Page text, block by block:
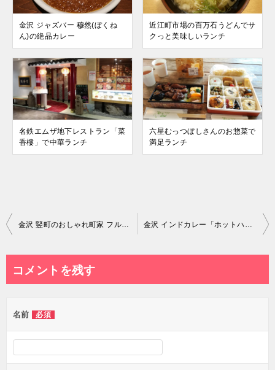
金沢 ジャズバー 穆然(ぼくね
ん)の絶品カレー
近江町市場の百万石うどんでサ
クっと美味しいランチ
名鉄エムザ地下レストラン「菜
香樓」で中華ランチ
六星むっつぼしさんのお惣菜で
満足ランチ
投
ビ
ー
シ
金沢 竪町のおしゃれ町家 フルオブビーンズでランチ 金沢 インドカレー「ホットハウス」は最高峰においしい
コメントを残す
名前 必須